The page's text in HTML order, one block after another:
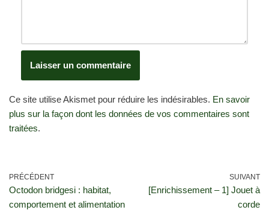
Ce site utilise Akismet pour réduire les indésirables. En savoir
plus sur la façon dont les données de vos commentaires sont
traitées.
PRÉCÉDENT
Octodon bridgesi : habitat,
comportement et alimentation
SUIVANT
[Enrichissement – 1] Jouet à
corde